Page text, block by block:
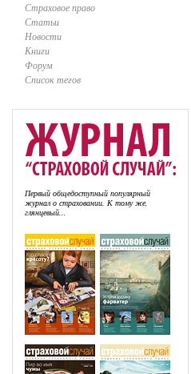
Страховое право
Статьи
Новости
Книги
Форум
Список тегов
Первый общедоступный популярный
журнал о страховании. К тому же,
глянцевый...